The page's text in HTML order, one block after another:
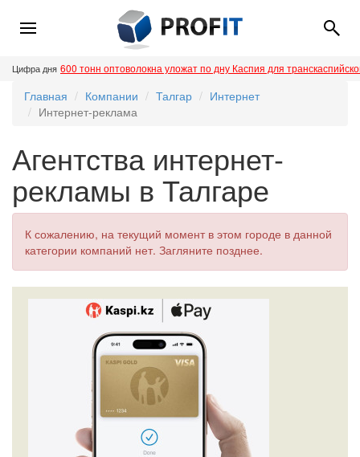
Цифра дня 600 тонн оптоволокна уложат по дну Каспия для
Главная Компании Талгар
Интернет
Интернет-реклама
Агентства интернет-
рекламы в Талгаре
К сожалению, на текущий момент в этом городе в данной
категории компаний нет. Загляните позднее.